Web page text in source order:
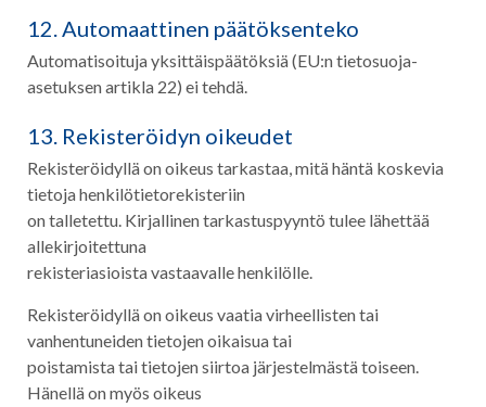
12. Automaattinen päätöksenteko
Automatisoituja yksittäispäätöksiä (EU:n tietosuoja-
asetuksen artikla 22) ei tehdä.
13. Rekisteröidyn oikeudet
Rekisteröidyllä on oikeus tarkastaa, mitä häntä koskevia
tietoja henkilötietorekisteriin
on talletettu. Kirjallinen tarkastuspyyntö tulee lähettää
allekirjoitettuna
rekisteriasioista vastaavalle henkilölle.
Rekisteröidyllä on oikeus vaatia virheellisten tai
vanhentuneiden tietojen oikaisua tai
poistamista tai tietojen siirtoa järjestelmästä toiseen.
Hänellä on myös oikeus